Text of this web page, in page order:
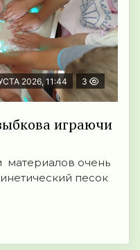
2026, 11:44 3
играючи
материалов очень
песок